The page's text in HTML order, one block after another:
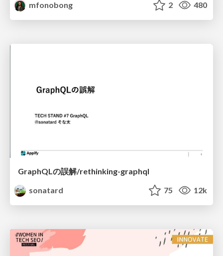
mfonobong
2 480
GraphQLの誤解/rethinking-graphql
sonatard
75 12k